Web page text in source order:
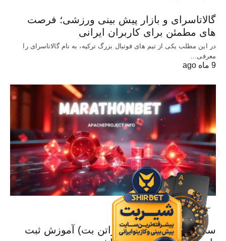
X
گالاتاسرای و بازار پیش‌ بینی ورزشی؛ فرصت‌
های مطمئن برای کاربران ایرانی
در این مطلب یکی از تیم های فوتبال بزرگ ترکیه، به نام گالاتاسرای را
معرفی…
9 ماه ago
سایت معتبر شرط بندی
سایت Marathonbet (ماراتن بت) آموزش ثبت